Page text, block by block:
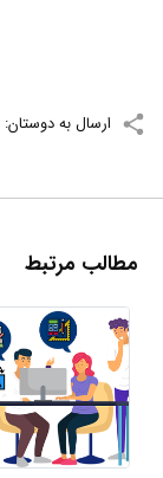
ارسال به دوستان:
مطالب مرتبط